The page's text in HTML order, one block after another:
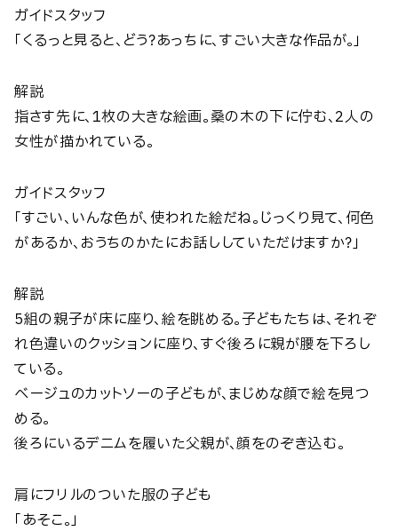
ガイドスタッフ
「くるっと見ると、どう？あっちに、すごい大きな作品が。」
解説
指さす先に、1枚の大きな絵画。桑の木の下に佇む、2人の
女性が描かれている。
ガイドスタッフ
「すごい、いんな色が、使われた絵だね。じっくり見て、何色
があるか、おうちのかたにお話ししていただけますか？」
解説
5組の親子が床に座り、絵を眺める。子どもたちは、それぞ
れ色違いのクッションに座り、すぐ後ろに親が腰を下ろし
ている。
ベージュのカットソーの子どもが、まじめな顔で絵を見つ
める。
後ろにいるデニムを履いた父親が、顔をのぞき込む。
肩にフリルのついた服の子ども
「あそこ。」